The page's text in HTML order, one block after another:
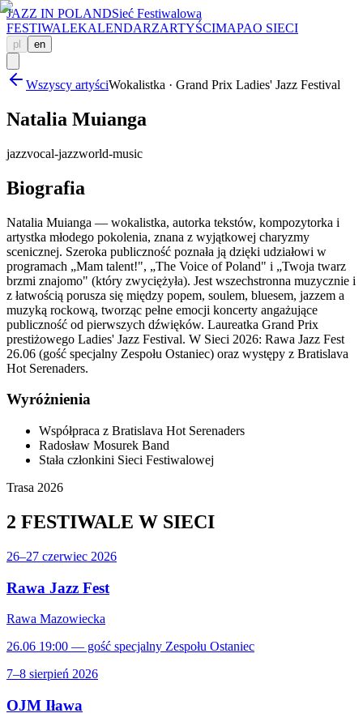
JAZZ IN POLANDSieć Festiwalowa
FESTIWALEKALENDARZARTYŚCIMAPAO SIECI
pl en
Wszyscy artyściWokalistka · Grand Prix Ladies' Jazz Festival
Natalia Muianga
jazzvocal-jazzworld-music
Biografia
Natalia Muianga — wokalistka, autorka tekstów, kompozytorka i
artystka młodego pokolenia, znana z wyjątkowej charyzmy
scenicznej. Szeroka publiczność poznała ją dzięki udziałowi w
programach „Mam talent!", „The Voice of Poland" i „Twoja twarz
brzmi znajomo" (który zwyciężyła). Jest wszechstronna muzycznie i
z łatwością porusza się między popem, soulem, bluesem, jazzem a
muzyką rockową, tworząc pełne emocji koncerty angażujące
publiczność od pierwszych dźwięków. Laureatka Grand Prix
prestiżowego Ladies' Jazz Festival. W Sieci 2026: Rawa Jazz Fest
26.06 (gość specjalny Zespołu Ostaniec) oraz występy z Bratislava
Hot Serenaders.
Wyróżnienia
Współpraca z Bratislava Hot Serenaders
Radosław Mosurek Band
Stała członkini Sieci Festiwalowej
Trasa 2026
2 FESTIWALE W SIECI
26–27 czerwiec 2026
Rawa Jazz Fest
Rawa Mazowiecka
26.06 19:00 — gość specjalny Zespołu Ostaniec
7–8 sierpień 2026
OJM Iława